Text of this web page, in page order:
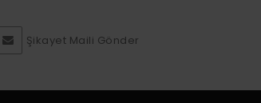
Şikayet Maili Gönder